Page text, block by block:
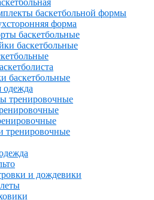
баскетбольной формы
форма
баскетбольные
баскетбольные
баскетбольные
одежда
тренировочные
тренировочные
и дождевики